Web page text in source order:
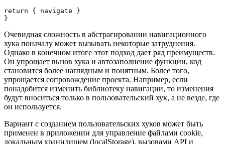
return { navigate }
}
Очевидная сложность в абстрагировании навигационного
хука поначалу может вызывать некоторые затруднения.
Однако в конечном итоге этот подход дает ряд преимуществ.
Он упрощает вызов хука и автозаполнение функции, код
становится более наглядным и понятным. Более того,
упрощается сопровождение проекта. Например, если
понадобится изменить библиотеку навигации, то изменения
будут вноситься только в пользовательский хук, а не везде, где
он используется.
Вариант с созданием пользовательских хуков может быть
применен в приложении для управление файлами cookie,
локальным хранилищем (localStorage), вызовами API и